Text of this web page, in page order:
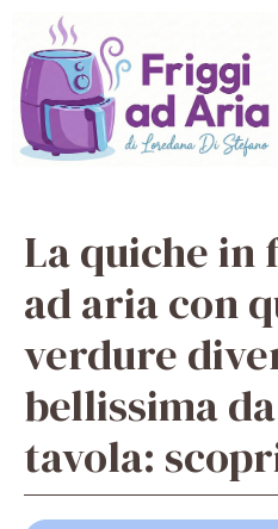
contenuto
La quiche
ad aria con
verdure
bellissima
tavola: